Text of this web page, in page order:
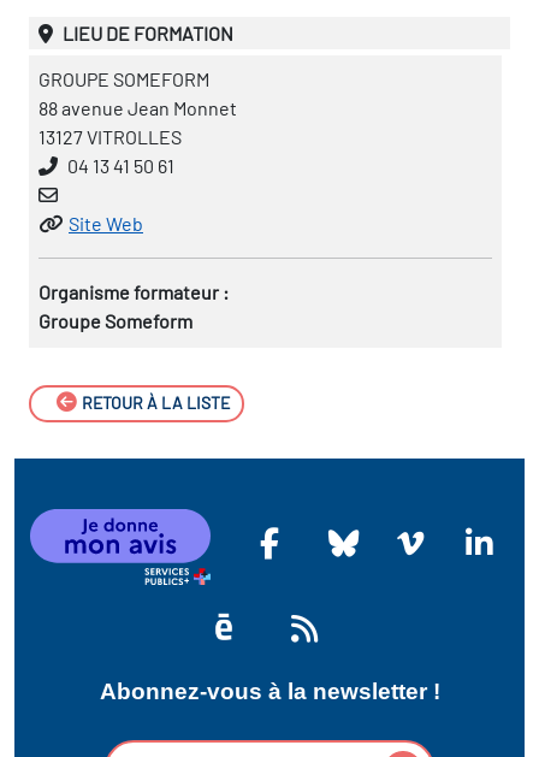
LIEU DE FORMATION
GROUPE SOMEFORM
88 avenue Jean Monnet
13127 VITROLLES
04 13 41 50 61
Site Web
Organisme formateur :
Groupe Someform
RETOUR À LA LISTE
Abonnez-vous à la newsletter !